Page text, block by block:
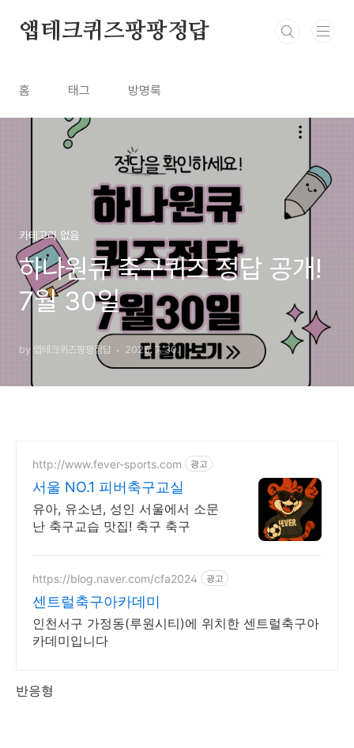
앱테크퀴즈팡팡정답
홈 태그 방명록
카테고리 없음
하나원큐 축구퀴즈 정답 공개!
7월 30일
by 앱테크퀴즈팡팡정답 2025. 7. 30.
http://www.fever-sports.com 광고
서울 NO.1 피버축구교실
유아, 유소년, 성인 서울에서 소문
난 축구교습 맛집! 축구 축구
https://blog.naver.com/cfa2024 광고
센트럴축구아카데미
인천서구 가정동(루원시티)에 위치한 센트럴축구아
카데미입니다
반응형